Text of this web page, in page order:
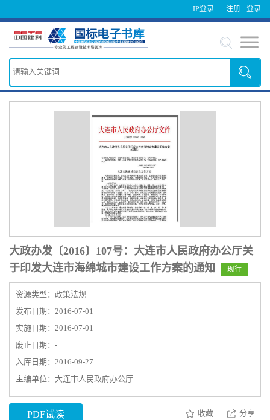
IP登录 登录
注册
大政办发〔2016〕107号：大连市人民政府办公厅关
于印发大连市海绵城市建设工作方案的通知
现行
资源类型：政策法规
发布日期：2016-07-01
实施日期：2016-07-01
废止日期：-
入库日期：2016-09-27
主编单位：大连市人民政府办公厅
PDF试读 收藏 分享